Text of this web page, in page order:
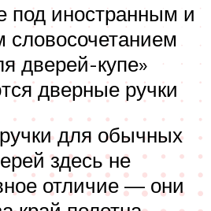
под иностранным и
дверей-купе»
дверные ручки
для обычных
здесь не
отличие — они